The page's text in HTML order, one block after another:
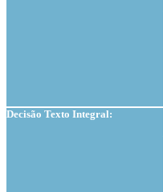
Decisão Texto Integral: